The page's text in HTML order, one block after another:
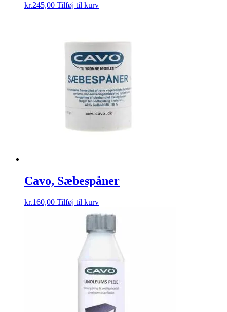
kr.245,00 Tilføj til kurv
Cavo, Sæbespåner
kr.160,00 Tilføj til kurv